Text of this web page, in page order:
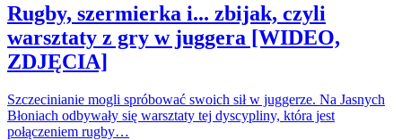
Rugby, szermierka i... zbijak, czyli
warsztaty z gry w juggera [WIDEO,
ZDJĘCIA]
Szczecinianie mogli spróbować swoich sił w juggerze. Na Jasnych
Błoniach odbywały się warsztaty tej dyscypliny, która jest
połączeniem rugby…